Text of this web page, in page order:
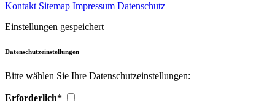
Kontakt Sitemap Impressum Datenschutz
Einstellungen gespeichert
Datenschutzeinstellungen
Bitte wählen Sie Ihre Datenschutzeinstellungen:
Erforderlich*